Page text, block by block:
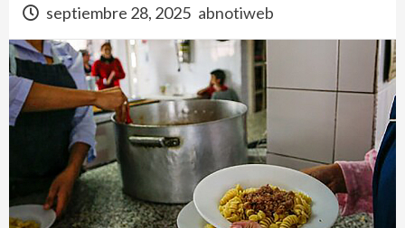
septiembre 28, 2025 abnotiweb